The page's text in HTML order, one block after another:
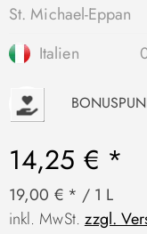
St. Michael-Eppan
Italien
P
14,25 € *
19,00 € * / 1 L
inkl. MwSt. zzgl.